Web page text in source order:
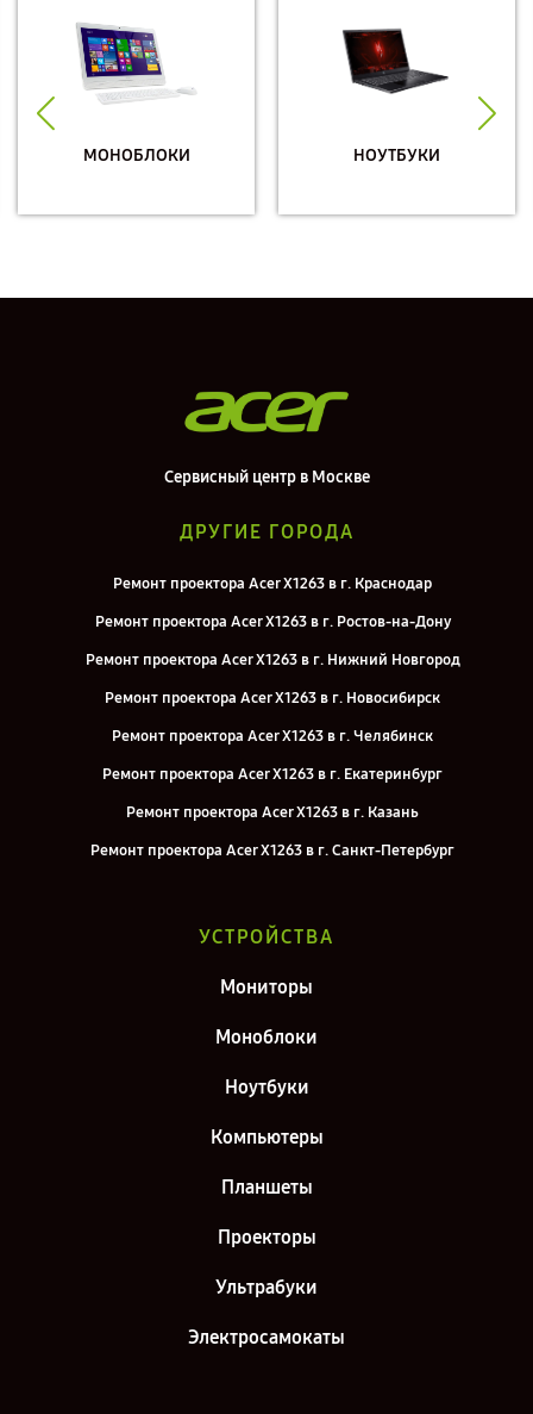
МОНОБЛОКИ НОУТБУКИ
Сервисный центр в Москве
ДРУГИЕ ГОРОДА
Ремонт проектора Acer X1263 в г. Краснодар
Ремонт проектора Acer X1263 в г. Ростов-на-Дону
Ремонт проектора Acer X1263 в г. Нижний Новгород
Ремонт проектора Acer X1263 в г. Новосибирск
Ремонт проектора Acer X1263 в г. Челябинск
Ремонт проектора Acer X1263 в г. Екатеринбург
Ремонт проектора Acer X1263 в г. Казань
Ремонт проектора Acer X1263 в г. Санкт-Петербург
УСТРОЙСТВА
Мониторы
Моноблоки
Ноутбуки
Компьютеры
Планшеты
Проекторы
Ультрабуки
Электросамокаты